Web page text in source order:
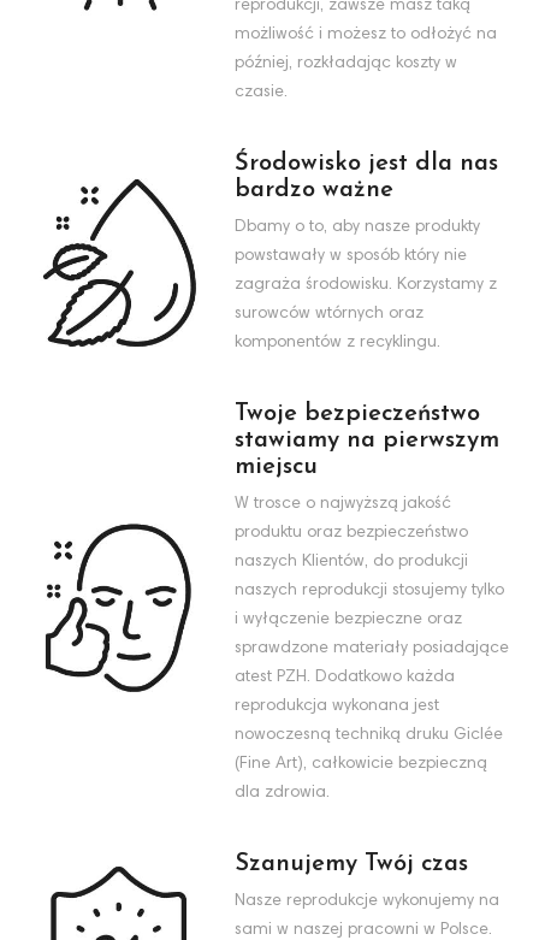
reprodukcji, zawsze masz taką
możliwość i możesz to odłożyć na
później, rozkładając koszty w
czasie.
Środowisko jest dla nas
bardzo ważne
Dbamy o to, aby nasze produkty
powstawały w sposób który nie
zagraża środowisku. Korzystamy z
surowców wtórnych oraz
komponentów z recyklingu.
Twoje bezpieczeństwo
stawiamy na pierwszym
miejscu
W trosce o najwyższą jakość
produktu oraz bezpieczeństwo
naszych Klientów, do produkcji
naszych reprodukcji stosujemy tylko
i wyłączenie bezpieczne oraz
sprawdzone materiały posiadające
atest PZH. Dodatkowo każda
reprodukcja wykonana jest
nowoczesną techniką druku Giclée
(Fine Art), całkowicie bezpieczną
dla zdrowia.
Szanujemy Twój czas
Nasze reprodukcje wykonujemy na
sami w naszej pracowni w Polsce.